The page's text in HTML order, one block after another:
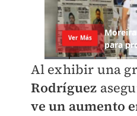
Al exhibir una
Rodríguez
ve un aumento